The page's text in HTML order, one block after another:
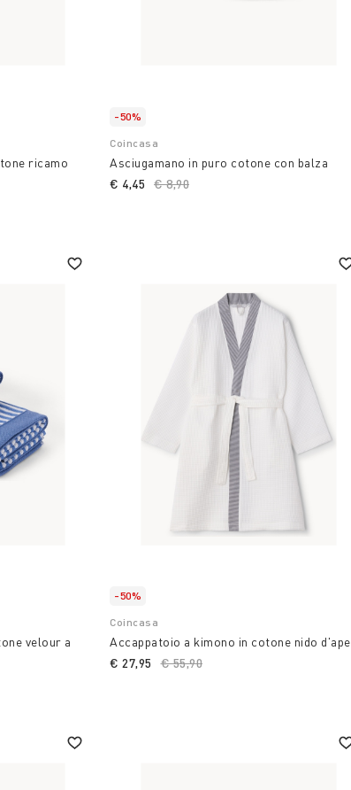
ricamo
-50%
Coincasa
Asciugamano in puro cotone con balza
Price reduced from
€ 8,90
€ 4,45
velour a
from
-50%
Coincasa
Accappatoio a kimono in cotone nido d'ape
Price reduced from
€ 55,90
€ 27,95